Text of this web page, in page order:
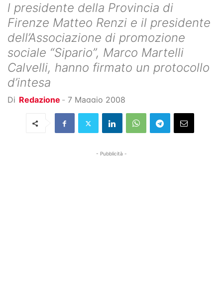
l presidente della Provincia di
Firenze Matteo Renzi e il presidente
dell’Associazione di promozione
sociale “Sipario”, Marco Martelli
Calvelli, hanno firmato un protocollo
d’intesa
Di Redazione - 7 Maggio 2008
- Pubblicità -